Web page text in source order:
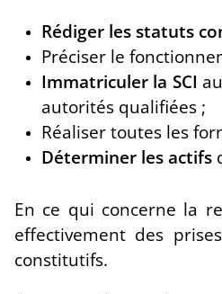
Rédiger les statuts
Préciser le
Immatriculer la SCI
autorités qualifiées ;
Réaliser toutes les
Déterminer les actifs
En ce qui concerne la
effectivement des
constitutifs.